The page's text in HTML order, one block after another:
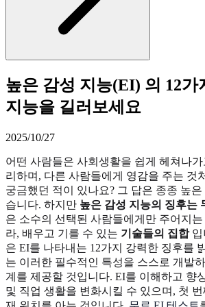
높은 감성 지능(EI) 의 12가
지능을 길러보세요
2025/10/27
어떤 사람들은 사회생활을 쉽게 헤쳐나
리하며, 다른 사람들에게 영감을 주는 것
궁금했던 적이 있나요? 그 답은 종종 높
습니다. 하지만 높은 감성 지능의 징후는
은 소수의 선택된 사람들에게만 주어지는
라, 배우고 기를 수 있는 기술들의 집합입
은 EI를 나타내는 12가지 강력한 징후를
는 이러한 필수적인 특성을 스스로 개발
계를 제공할 것입니다. EI를 이해하고 향
및 직업 생활을 변화시킬 수 있으며, 첫